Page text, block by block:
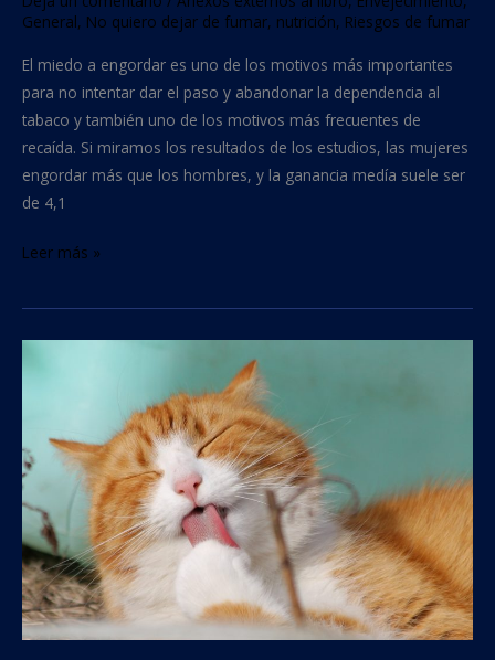
General, No quiero dejar de fumar, nutrición, Riesgos de fumar
El miedo a engordar es uno de los motivos más importantes
para no intentar dar el paso y abandonar la dependencia al
tabaco y también uno de los motivos más frecuentes de
recaída. Si miramos los resultados de los estudios, las mujeres
engordar más que los hombres, y la ganancia medía suele ser
de 4,1
Leer más »
mascotas
el
humo
del
tabaco